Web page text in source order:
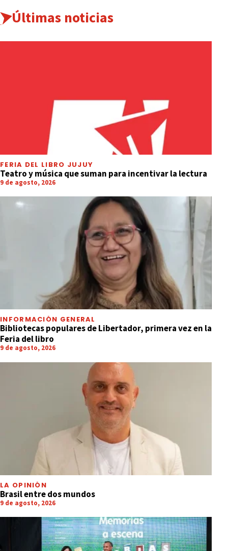
Últimas noticias
FERIA DEL LIBRO JUJUY
Teatro y música que suman para incentivar la lectura
9 de agosto, 2026
INFORMACIÓN GENERAL
Bibliotecas populares de Libertador, primera vez en la
Feria del libro
9 de agosto, 2026
LA OPINIÓN
Brasil entre dos mundos
9 de agosto, 2026